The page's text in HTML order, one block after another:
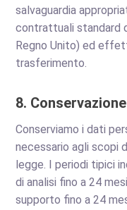
salvaguardia
contrattuali standard
Regno Unito) ed
trasferimento.
8. Conservazione
Conserviamo i dati
necessario agli scopi
legge. I periodi tipici
di analisi fino a 24
supporto fino a 24